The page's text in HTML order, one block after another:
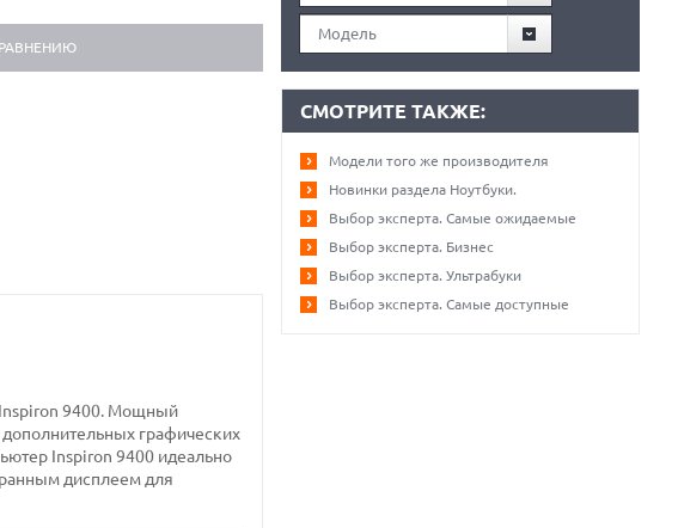
Inspiron 9400. Мощный
графических
Inspiron 9400 идеально
дисплеем для
Модель
СМОТРИТЕ ТАКЖЕ:
Модели того же производителя
Новинки раздела Ноутбуки.
Выбор эксперта. Самые ожидаемые
Выбор эксперта. Бизнес
Выбор эксперта. Ультрабуки
Выбор эксперта. Самые доступные